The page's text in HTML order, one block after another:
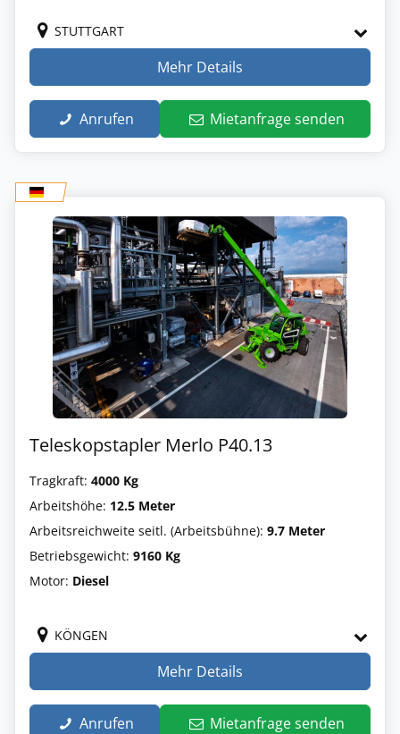
STUTTGART
Mehr Details
Anrufen Mietanfrage senden
Teleskopstapler Merlo P40.13
Tragkraft: 4000 Kg
Arbeitshöhe: 12.5 Meter
Arbeitsreichweite seitl. (Arbeitsbühne): 9.7 Meter
Betriebsgewicht: 9160 Kg
Motor: Diesel
KÖNGEN
Mehr Details
Anrufen Mietanfrage senden